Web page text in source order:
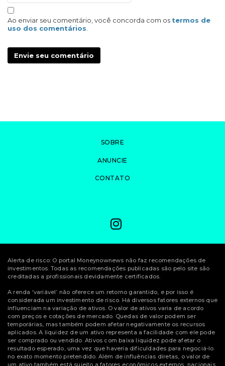
Ao enviar seu comentário, você concorda com os termos de
uso dos comentários.
Envie seu comentário
SOBRE
ANUNCIE
CONTATO
Alerta de risco: O portal Moneynownews não faz recomendações de
investimentos. Todas as recomendações publicadas são pelo site são
creditadas a profissionais devidamente certificados.
A renda ‘variável’ não oferece um retorno garantido, e por isso é
considerada um investimento de risco. Há diversos fatores externos que
influenciam na variação de ativos. O valor de ativos varia de acordo
com preços e cotações de mercado. Quedas de valor podem ser
temporárias, mas também podem afetar negativamente os recursos
aplicados. A liquidez de um ativo representa a facilidade com ele pode
ser comprado ou vendido. Ativos com baixa liquidez pode afetar o
resultado esperado, uma vez que haveria dificuldades para negociá-lo
no exato momento pretendido. Além de influências diretas, o valor de
um ativo também está sujeito a fatores econômicos externos, nacionais